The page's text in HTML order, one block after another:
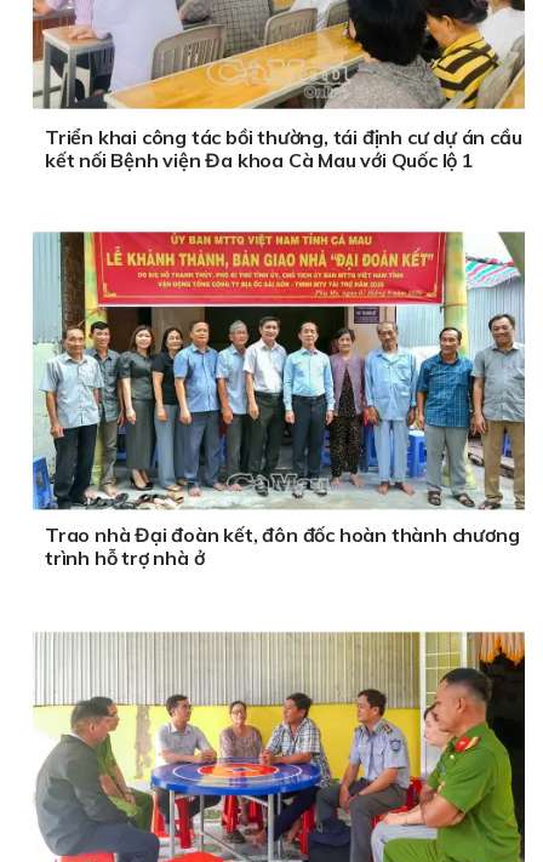
Triển khai công tác bồi thường, tái định cư dự án cầu
kết nối Bệnh viện Đa khoa Cà Mau với Quốc lộ 1
Trao nhà Đại đoàn kết, đôn đốc hoàn thành chương
trình hỗ trợ nhà ở